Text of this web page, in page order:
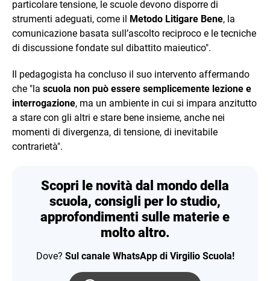
particolare tensione, le scuole devono disporre di
strumenti adeguati, come il Metodo Litigare Bene, la
comunicazione basata sull’ascolto reciproco e le tecniche
di discussione fondate sul dibattito maieutico".
Il pedagogista ha concluso il suo intervento affermando
che "la scuola non può essere semplicemente lezione e
interrogazione, ma un ambiente in cui si impara anzitutto
a stare con gli altri e stare bene insieme, anche nei
momenti di divergenza, di tensione, di inevitabile
contrarietà".
Scopri le novità dal mondo della
scuola, consigli per lo studio,
approfondimenti sulle materie e
molto altro.
Dove? Sul canale WhatsApp di Virgilio Scuola!